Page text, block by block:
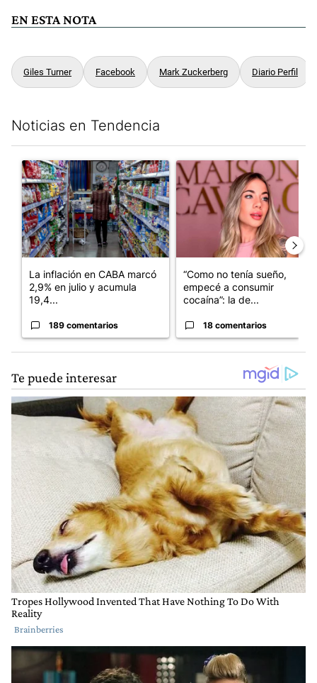
EN ESTA NOTA
Giles Turner Facebook Mark Zuckerberg Diario Perfil
Noticias en Tendencia
Un artículo de tendencia con el título "La inflación en CABA
La inflación en CABA marcó
2,9% en julio y acumula
19,4...
189 comentarios
Un artículo de tendencia con
“Como no tenía sueño,
empecé a consumir
cocaína”: la de...
18 comentarios